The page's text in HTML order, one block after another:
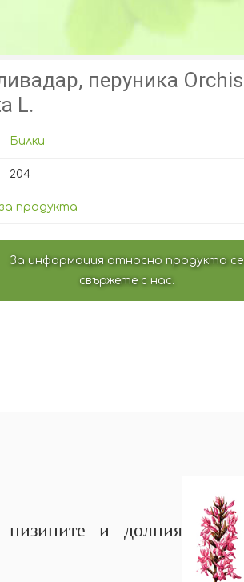
перуника Orchis
L.
Билки
204
продукта
За информация относно продукта се
свържете с нас.
и долния